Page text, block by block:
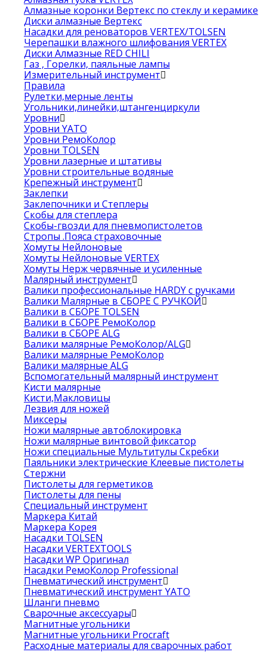
Алмазные коронки Вертекс по стеклу и керамике
Диски алмазные Вертекс
Насадки для реноваторов VERTEX/TOLSEN
Черепашки влажного шлифования VERTEX
Диски Алмазные RED CHILI
Газ , Горелки, паяльные лампы
Измерительный инструмент
Правила
Рулетки,мерные ленты
Угольники,линейки,штангенциркули
Уровни
Уровни YATO
Уровни РемоКолор
Уровни TOLSEN
Уровни лазерные и штативы
Уровни строительные водяные
Крепежный инструмент
Заклепки
Заклепочники и Степлеры
Скобы для степлера
Скобы-гвозди для пневмопистолетов
Стропы .Пояса страховочные
Хомуты Нейлоновые
Хомуты Нейлоновые VERTEX
Хомуты Нерж червячные и усиленные
Малярный инструмент
Валики профессиональные HARDY с ручками
Валики Малярные в СБОРЕ С РУЧКОЙ
Валики в СБОРЕ TOLSEN
Валики в СБОРЕ РемоКолор
Валики в СБОРЕ ALG
Валики малярные РемоКолор/ALG
Валики малярные РемоКолор
Валики малярные ALG
Вспомогательный малярный инструмент
Кисти малярные
Кисти,Макловицы
Лезвия для ножей
Миксеры
Ножи малярные автоблокировка
Ножи малярные винтовой фиксатор
Ножи специальные Мультитулы Скребки
Паяльники электрические Клеевые пистолеты
Стержни
Пистолеты для герметиков
Пистолеты для пены
Специальный инструмент
Маркера Китай
Маркера Корея
Насадки TOLSEN
Насадки VERTEXTOOLS
Насадки WP Оригинал
Насадки РемоКолор Professional
Пневматический инструмент
Пневматический инструмент YATO
Шланги пневмо
Сварочные аксессуары
Магнитные угольники
Магнитные угольники Procraft
Расходные материалы для сварочных работ